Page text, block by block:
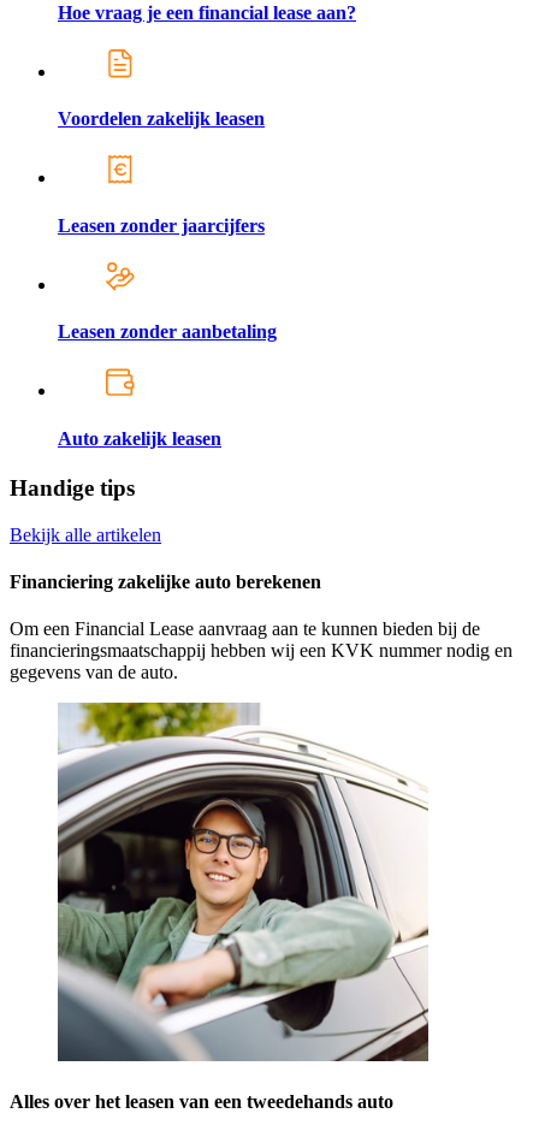
Hoe vraag je een financial lease aan?
Voordelen zakelijk leasen
Leasen zonder jaarcijfers
Leasen zonder aanbetaling
Auto zakelijk leasen
Handige tips
Bekijk alle artikelen
Financiering zakelijke auto berekenen
Om een Financial Lease aanvraag aan te kunnen bieden bij de
financieringsmaatschappij hebben wij een KVK nummer nodig en
gegevens van de auto.
Alles over het leasen van een tweedehands auto